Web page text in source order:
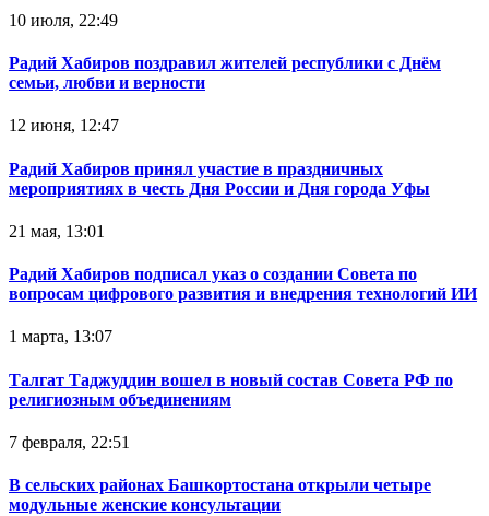
10 июля, 22:49
Радий Хабиров поздравил жителей республики с Днём
семьи, любви и верности
12 июня, 12:47
Радий Хабиров принял участие в праздничных
мероприятиях в честь Дня России и Дня города Уфы
21 мая, 13:01
Радий Хабиров подписал указ о создании Совета по
вопросам цифрового развития и внедрения технологий ИИ
1 марта, 13:07
Талгат Таджуддин вошел в новый состав Совета РФ по
религиозным объединениям
7 февраля, 22:51
В сельских районах Башкортостана открыли четыре
модульные женские консультации